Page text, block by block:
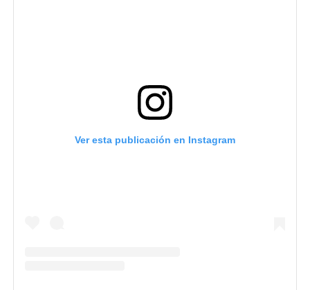
Ver esta publicación en Instagram